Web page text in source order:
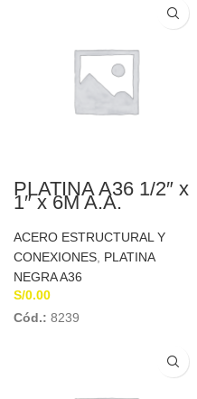
PLATINA A36 1/2″ x
1″ x 6M A.A.
ACERO ESTRUCTURAL Y
CONEXIONES PLATINA
NEGRA A36
S/0.00
Cód.: 8239